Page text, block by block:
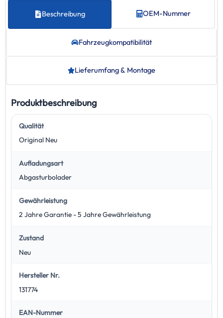
Beschreibung OEM-Nummer
Fahrzeug­kompatibilität
Lieferumfang & Montage
Produktbeschreibung
Qualität
Original Neu
Aufladungsart
Abgasturbolader
Gewährleistung
2 Jahre Garantie - 5 Jahre Gewährleistung
Zustand
Neu
Hersteller Nr.
131774
EAN-Nummer